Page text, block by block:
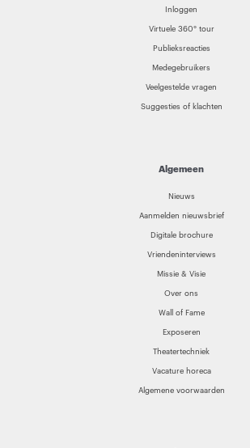
Inloggen
Virtuele 360° tour
Publieksreacties
Medegebruikers
Veelgestelde vragen
Suggesties of klachten
Algemeen
Nieuws
Aanmelden nieuwsbrief
Digitale brochure
Vriendeninterviews
Missie & Visie
Over ons
Wall of Fame
Exposeren
Theatertechniek
Vacature horeca
Algemene voorwaarden